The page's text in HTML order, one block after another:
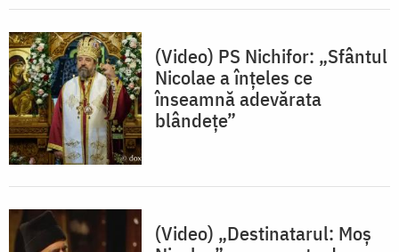
(Video) PS Nichifor: „Sfântul
Nicolae a înțeles ce
înseamnă adevărata
blândețe”
(Video) „Destinatarul: Moș